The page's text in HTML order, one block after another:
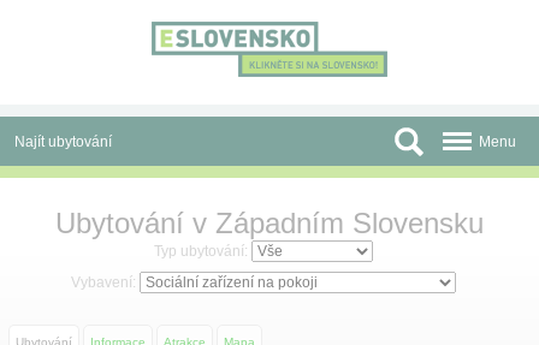
Najít ubytování Menu
Ubytování v Západním Slovensku
Typ ubytování:
Vybavení:
Ubytování Informace Atrakce Mapa